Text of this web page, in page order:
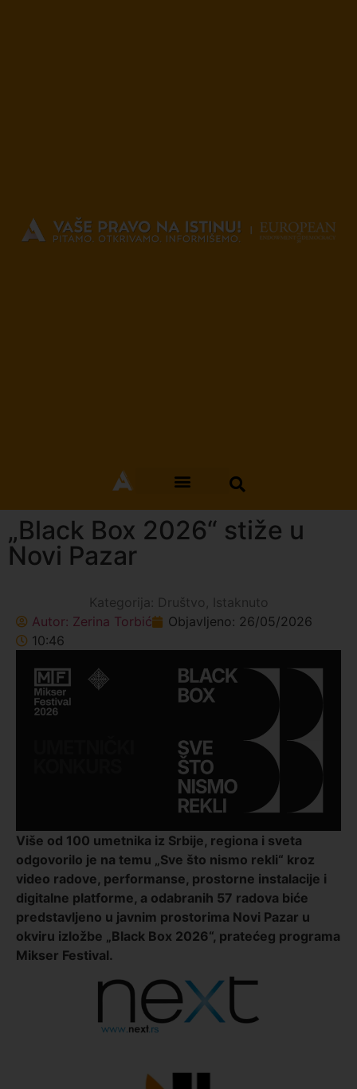
„Black Box 2026“ stiže u
Novi Pazar
Kategorija: Društvo , Istaknuto
Autor: Zerina Torbić Objavljeno: 26/05/2026
10:46
Više od 100 umetnika iz Srbije, regiona i sveta
odgovorilo je na temu „Sve što nismo rekli“ kroz
video radove, performanse, prostorne instalacije i
digitalne platforme, a odabranih 57 radova biće
predstavljeno u javnim prostorima Novi Pazar u
okviru izložbe „Black Box 2026“, pratećeg programa
Mikser Festival.